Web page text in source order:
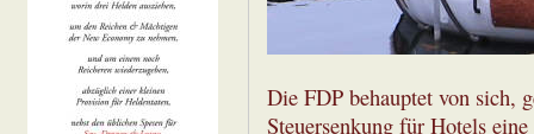
Die FDP behauptet von sich,
Steuersenkung für Hotels